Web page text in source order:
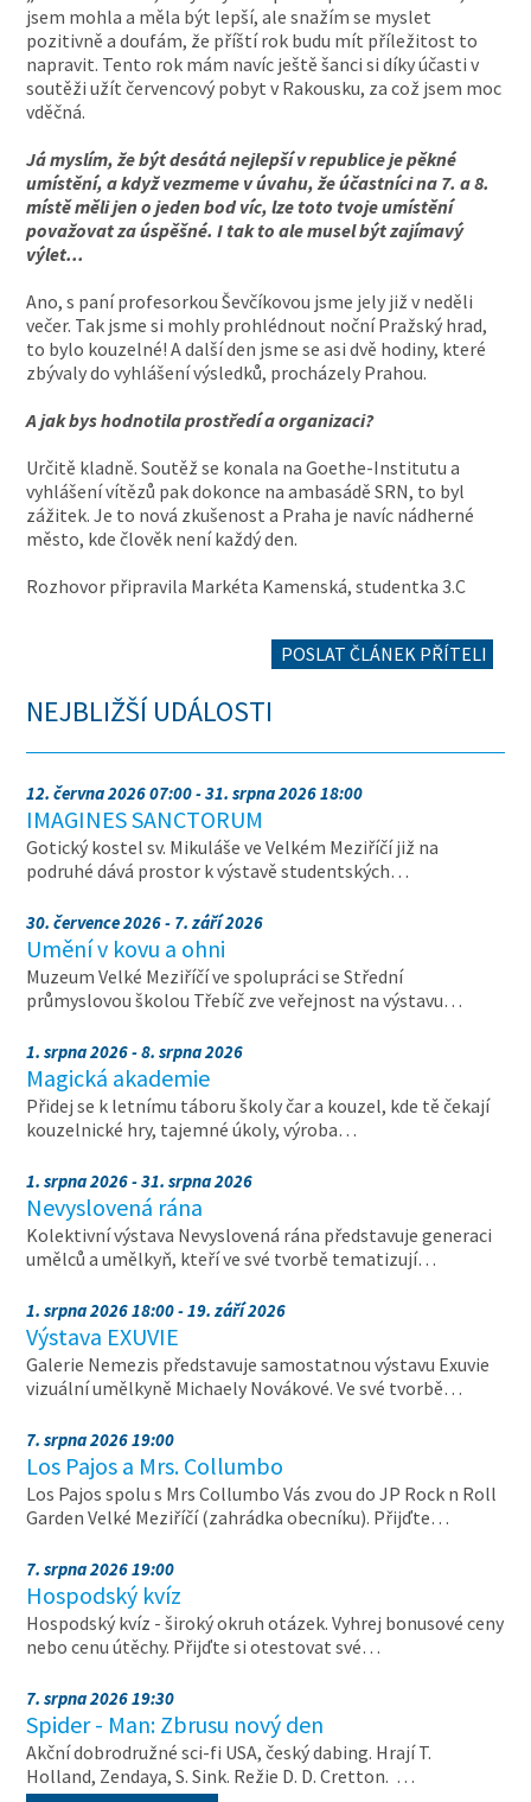
jsem mohla a měla být lepší, ale snažím se myslet
pozitivně a doufám, že příští rok budu mít příležitost to
napravit. Tento rok mám navíc ještě šanci si díky účasti v
soutěži užít červencový pobyt v Rakousku, za což jsem moc
vděčná.
Já myslím, že být desátá nejlepší v republice je pěkné
umístění, a když vezmeme v úvahu, že účastníci na 7. a 8.
místě měli jen o jeden bod víc, lze toto tvoje umístění
považovat za úspěšné. I tak to ale musel být zajímavý
výlet...
Ano, s paní profesorkou Ševčíkovou jsme jely již v neděli
večer. Tak jsme si mohly prohlédnout noční Pražský hrad,
to bylo kouzelné! A další den jsme se asi dvě hodiny, které
zbývaly do vyhlášení výsledků, procházely Prahou.
A jak bys hodnotila prostředí a organizaci?
Určitě kladně. Soutěž se konala na Goethe-Institutu a
vyhlášení vítězů pak dokonce na ambasádě SRN, to byl
zážitek. Je to nová zkušenost a Praha je navíc nádherné
město, kde člověk není každý den.
Rozhovor připravila Markéta Kamenská, studentka 3.C
POSLAT ČLÁNEK PŘÍTELI
NEJBLIŽŠÍ UDÁLOSTI
12. června 2026 07:00 - 31. srpna 2026 18:00
IMAGINES SANCTORUM
Gotický kostel sv. Mikuláše ve Velkém Meziříčí již na
podruhé dává prostor k výstavě studentských…
30. července 2026 - 7. září 2026
Umění v kovu a ohni
Muzeum Velké Meziříčí ve spolupráci se Střední
průmyslovou školou Třebíč zve veřejnost na výstavu…
1. srpna 2026 - 8. srpna 2026
Magická akademie
Přidej se k letnímu táboru školy čar a kouzel, kde tě čekají
kouzelnické hry, tajemné úkoly, výroba…
1. srpna 2026 - 31. srpna 2026
Nevyslovená rána
Kolektivní výstava Nevyslovená rána představuje generaci
umělců a umělkyň, kteří ve své tvorbě tematizují…
1. srpna 2026 18:00 - 19. září 2026
Výstava EXUVIE
Galerie Nemezis představuje samostatnou výstavu Exuvie
vizuální umělkyně Michaely Novákové. Ve své tvorbě…
7. srpna 2026 19:00
Los Pajos a Mrs. Collumbo
Los Pajos spolu s Mrs Collumbo Vás zvou do JP Rock n Roll
Garden Velké Meziříčí (zahrádka obecníku). Přijďte…
7. srpna 2026 19:00
Hospodský kvíz
Hospodský kvíz - široký okruh otázek. Vyhrej bonusové ceny
nebo cenu útěchy. Přijďte si otestovat své…
7. srpna 2026 19:30
Spider - Man: Zbrusu nový den
Akční dobrodružné sci-fi USA, český dabing. Hrají T.
Holland, Zendaya, S. Sink. Režie D. D. Cretton. …